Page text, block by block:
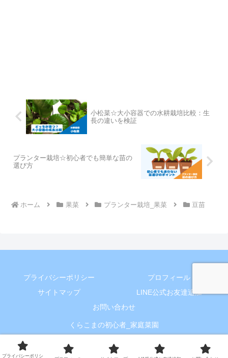
小松菜☆大小容器での水耕栽培比較：生
長の違いを検証
プランター栽培☆初心者でも簡単な苗の
選び方
ホーム 果菜 プランター栽培_果菜 豆苗
プライバシーポリシー
プロフィール
サイトマップ
LINE公式お友達追加
お問い合わせ
くらこまの初心者_家庭菜園
プライバシーポリシ